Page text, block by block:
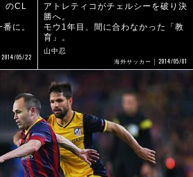
のCL
に。
2014/05/22
アトレティコがチェルシーを破り決
勝へ。
モウ1年目、間に合わなかった「教
育」。
山中忍
海外サッカー 2014/05/01